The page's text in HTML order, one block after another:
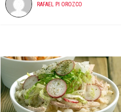
RAFAEL PI OROZCO